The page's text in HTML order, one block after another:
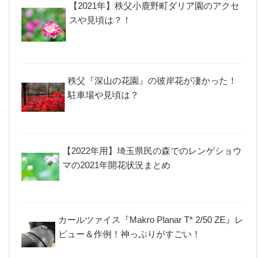
【2021年】秩父小鹿野町ダリア園のアクセ
スや見頃は？！
秩父『深山の花園』の彼岸花が凄かった！
駐車場や見頃は？
【2022年用】埼玉県民の森でのレンゲショウ
マの2021年開花状況まとめ
カールツァイス『Makro Planar T* 2/50 ZE』レ
ビュー＆作例！神っぷりがすごい！